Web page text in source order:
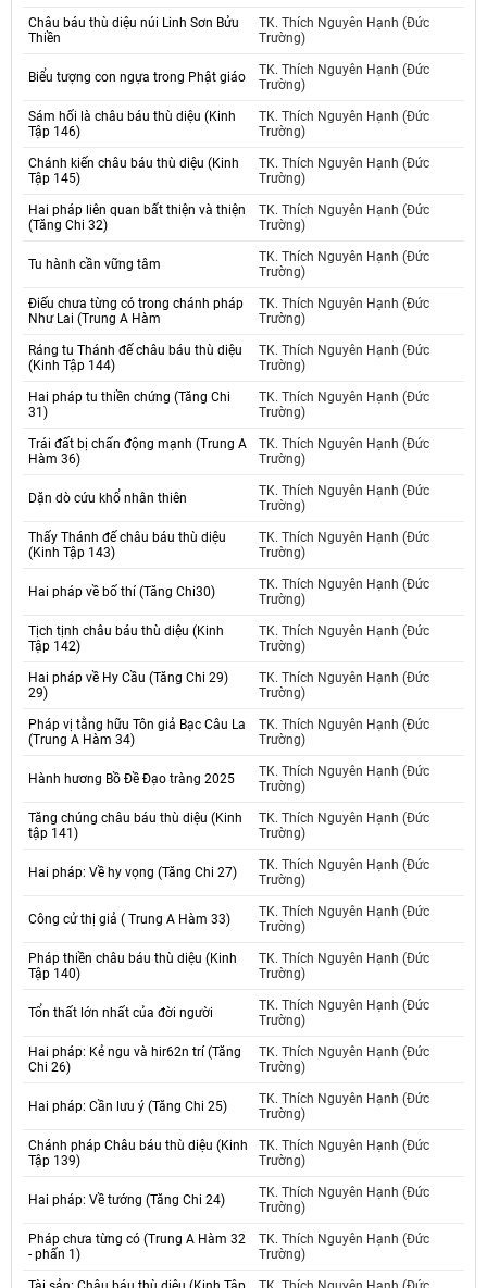
Châu báu thù diệu núi Linh Sơn Bửu
Thiền
TK. Thích Nguyên Hạnh (Đức
Trường)
Biểu tượng con ngựa trong Phật giáo
TK. Thích Nguyên Hạnh (Đức
Trường)
Sám hối là châu báu thù diệu (Kinh
Tập 146)
TK. Thích Nguyên Hạnh (Đức
Trường)
Chánh kiến châu báu thù diệu (Kinh
Tập 145)
TK. Thích Nguyên Hạnh (Đức
Trường)
Hai pháp liên quan bất thiện và thiện
(Tăng Chi 32)
TK. Thích Nguyên Hạnh (Đức
Trường)
Tu hành cần vững tâm
TK. Thích Nguyên Hạnh (Đức
Trường)
Điếu chưa từng có trong chánh pháp
Như Lai (Trung A Hàm
TK. Thích Nguyên Hạnh (Đức
Trường)
Ráng tu Thánh đế châu báu thù diệu
(Kinh Tập 144)
TK. Thích Nguyên Hạnh (Đức
Trường)
Hai pháp tu thiền chứng (Tăng Chi
31)
TK. Thích Nguyên Hạnh (Đức
Trường)
Trái đất bị chấn động mạnh (Trung A
Hàm 36)
TK. Thích Nguyên Hạnh (Đức
Trường)
Dặn dò cứu khổ nhân thiên
TK. Thích Nguyên Hạnh (Đức
Trường)
Thấy Thánh đế châu báu thù diệu
(Kinh Tập 143)
TK. Thích Nguyên Hạnh (Đức
Trường)
Hai pháp về bố thí (Tăng Chi30)
TK. Thích Nguyên Hạnh (Đức
Trường)
Tịch tịnh châu báu thù diệu (Kinh
Tập 142)
TK. Thích Nguyên Hạnh (Đức
Trường)
Hai pháp về Hy Cầu (Tăng Chi 29)
29)
TK. Thích Nguyên Hạnh (Đức
Trường)
Pháp vị tằng hữu Tôn giả Bạc Câu La
(Trung A Hàm 34)
TK. Thích Nguyên Hạnh (Đức
Trường)
Hành hương Bồ Đề Đạo tràng 2025
TK. Thích Nguyên Hạnh (Đức
Trường)
Tăng chúng châu báu thù diệu (Kinh
tập 141)
TK. Thích Nguyên Hạnh (Đức
Trường)
Hai pháp: Về hy vọng (Tăng Chi 27)
TK. Thích Nguyên Hạnh (Đức
Trường)
Công cử thị giả ( Trung A Hàm 33)
TK. Thích Nguyên Hạnh (Đức
Trường)
Pháp thiền châu báu thù diệu (Kinh
Tập 140)
TK. Thích Nguyên Hạnh (Đức
Trường)
Tổn thất lớn nhất của đời người
TK. Thích Nguyên Hạnh (Đức
Trường)
Hai pháp: Kẻ ngu và hir62n trí (Tăng
Chi 26)
TK. Thích Nguyên Hạnh (Đức
Trường)
Hai pháp: Cần lưu ý (Tăng Chi 25)
TK. Thích Nguyên Hạnh (Đức
Trường)
Chánh pháp Châu báu thù diệu (Kinh
Tập 139)
TK. Thích Nguyên Hạnh (Đức
Trường)
Hai pháp: Về tướng (Tăng Chi 24)
TK. Thích Nguyên Hạnh (Đức
Trường)
Pháp chưa từng có (Trung A Hàm 32
- phấn 1)
TK. Thích Nguyên Hạnh (Đức
Trường)